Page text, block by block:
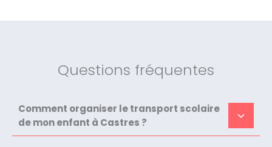
Questions fréquentes
Comment organiser le transport scolaire
de mon enfant à Castres ?